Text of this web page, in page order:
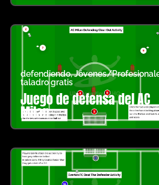
defendiendo,Jóvenes/
taladro gratis
Juego de defensa del AC
Milan